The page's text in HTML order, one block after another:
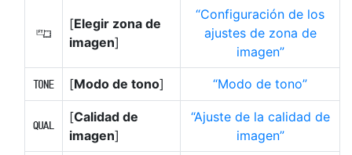
J
[Elegir zona de
imagen]
Configuración de los
ajustes de zona de
imagen
f [Modo de tono] Modo de tono
8
[Calidad de
imagen]
Ajuste de la calidad de
imagen